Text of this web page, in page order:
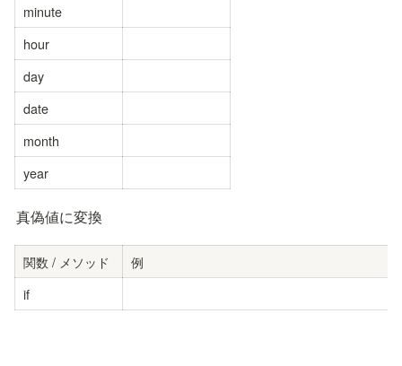
minute
hour
day
date
month
year
真偽値に変換
関数 / メソッド
例
if